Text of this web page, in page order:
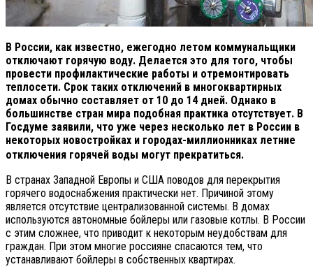
В России, как известно, ежегодно летом коммунальщики
отключают горячую воду. Делается это для того, чтобы
провести профилактические работы и отремонтировать
теплосети. Срок таких отключений в многоквартирных
домах обычно составляет от 10 до 14 дней. Однако в
большинстве стран мира подобная практика отсутствует. В
Госдуме заявили, что уже через несколько лет в России в
некоторых новостройках и городах-миллионниках летние
отключения горячей воды могут прекратиться.
В странах Западной Европы и США поводов для перекрытия
горячего водоснабжения практически нет. Причиной этому
является отсутствие централизованной системы. В домах
используются автономные бойлеры или газовые котлы. В России
с этим сложнее, что приводит к некоторым неудобствам для
граждан. При этом многие россияне спасаются тем, что
устанавливают бойлеры в собственных квартирах.